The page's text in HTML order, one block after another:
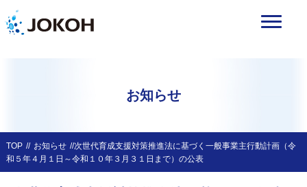
お知らせ
TOP お知らせ
次世代育成支援対策推進法に基づく一般事業主行動計画（令
和５年４月１日～令和１０年３月３１日まで）の公表